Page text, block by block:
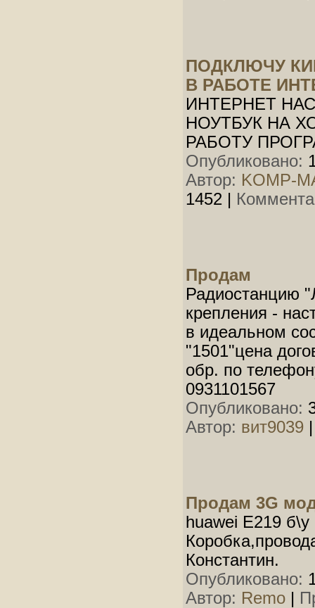
ПОДКЛЮЧУ
В РАБОТЕ
ИНТЕРНЕТ
НОУТБУК НА
РАБОТУ
Опубликовано:
Автор: KOMP-
1452 |
Продам
Радиостанцию
крепления -
в идеальном
"1501"цена
обр. по
0931101567
Опубликовано:
Автор: вит9039
Продам 3G
huawei E219 б\у
Константин.
Опубликовано:
Автор: Remo |